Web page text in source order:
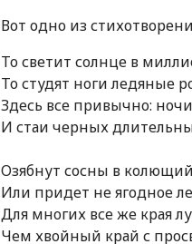
Вот одно из
То светит солнце в
То студят ноги ледяные
Здесь все привычно:
И стаи черных
Озябнут сосны в
Или придет не ягодное
Для многих все же края
Чем хвойный край с